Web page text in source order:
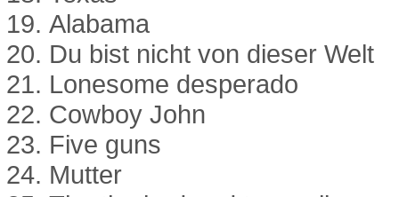
Alabama
Du bist nicht von dieser Welt
Lonesome desperado
Cowboy John
Five guns
Mutter